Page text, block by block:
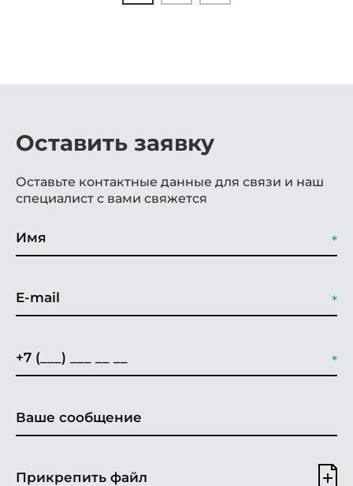
Оставить заявку
Оставьте контактные данные для связи и наш
специалист с вами свяжется
Прикрепить файл